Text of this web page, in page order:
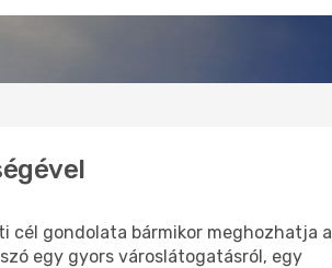
cél gondolata bármikor meghozhatja a
egy gyors városlátogatásról, egy